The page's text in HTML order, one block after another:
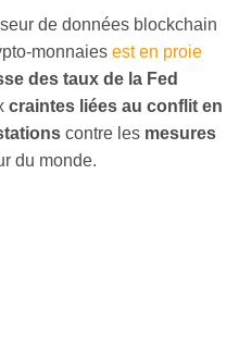
de données blockchain
monnaies est en proie
des taux de la Fed
craintes liées au conflit en
contre les mesures
du monde.